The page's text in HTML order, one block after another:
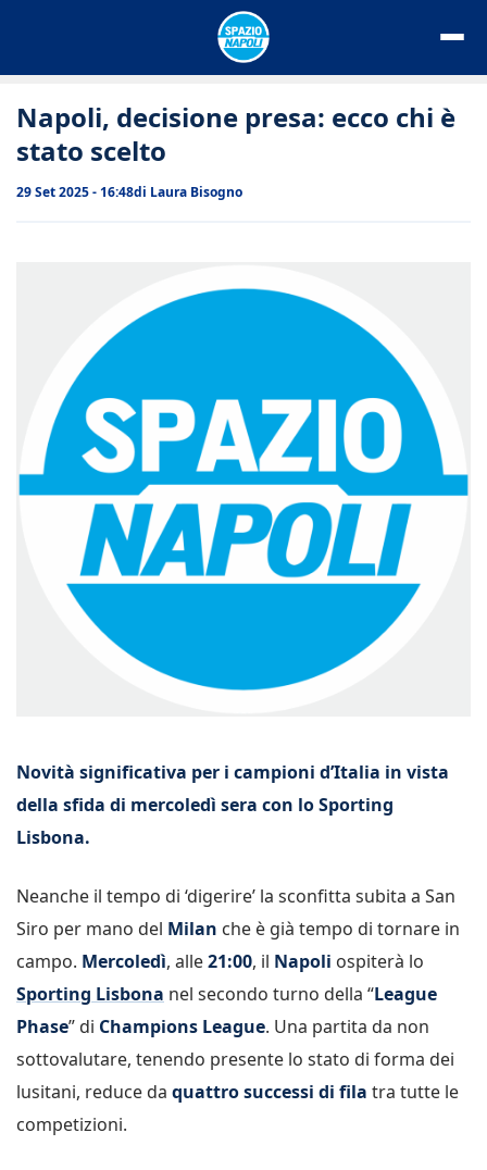
Napoli, decisione presa: ecco chi è
stato scelto
29 Set 2025 - 16:48di Laura Bisogno
Novità significativa per i campioni d’Italia in vista
della sfida di mercoledì sera con lo Sporting
Lisbona.
Neanche il tempo di ‘digerire’ la sconfitta subita a San
Siro per mano del Milan che è già tempo di tornare in
campo. Mercoledì, alle21:00, il Napoli ospiterà lo
Sporting Lisbona nel secondo turno della “League
Phase” di Champions League. Una partita da non
sottovalutare, tenendo presente lo stato di forma dei
lusitani, reduce da quattro successi di fila tra tutte le
competizioni.